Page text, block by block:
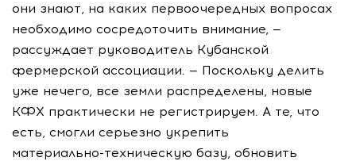
они знают, на каких первоочередных вопросах
необходимо сосредоточить внимание, —
рассуждает руководитель Кубанской
фермерской ассоциации. — Поскольку делить
уже нечего, все земли распределены, новые
КФХ практически не регистрируем. А те, что
есть, смогли серьезно укрепить
материально-техническую базу, обновить